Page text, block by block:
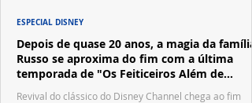
Depois de quase 20 anos, a magia da família
Russo se aproxima do fim com a última
temporada de "Os Feiticeiros Além de
Waverly Place"
Revival do clássico do Disney Channel chega ao fim
ESPECIAL DISNEY